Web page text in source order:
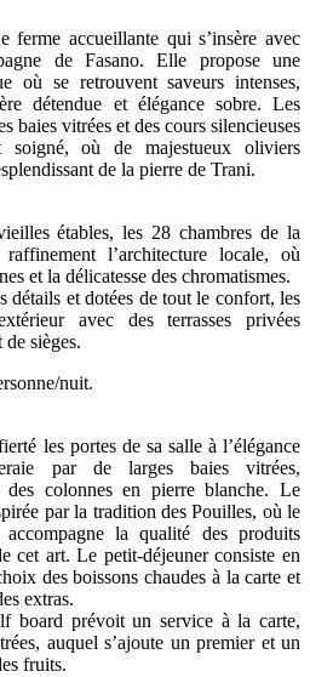
ferme accueillante qui s’insère avec
de Fasano. Elle propose une
où se retrouvent saveurs intenses,
détendue et élégance sobre. Les
baies vitrées et des cours silencieuses
soigné, où de majestueux oliviers
de la pierre de Trani.
étables, les 28 chambres de la
l’architecture locale, où
et la délicatesse des chromatismes.
détails et dotées de tout le confort, les
avec des terrasses privées
de sièges.
nuit.
les portes de sa salle à l’élégance
par de larges baies vitrées,
des colonnes en pierre blanche. Le
par la tradition des Pouilles, où le
la qualité des produits
cet art. Le petit-déjeuner consiste en
des boissons chaudes à la carte et
extras.
board prévoit un service à la carte,
auquel s’ajoute un premier et un
fruits.